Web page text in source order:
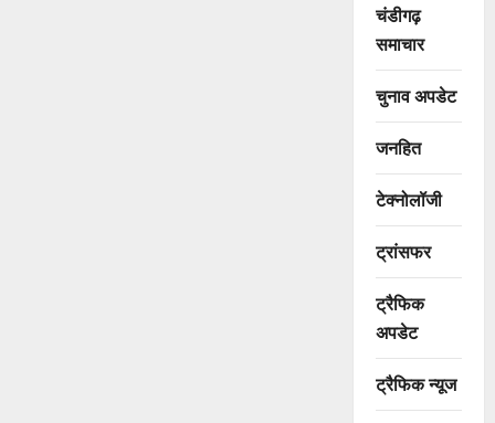
चंडीगढ़
समाचार
चुनाव अपडेट
जनहित
टेक्नोलॉजी
ट्रांसफर
ट्रैफिक
अपडेट
ट्रैफिक न्यूज